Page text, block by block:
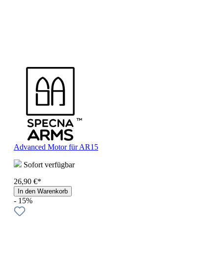
Advanced Motor für AR15
Sofort verfügbar
26,90 €*
In den Warenkorb
- 15%